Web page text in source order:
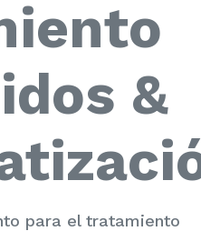
&
para el tratamiento